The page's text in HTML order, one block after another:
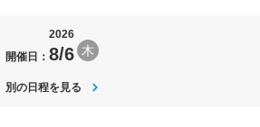
開催日：
2026
8/6 木
別の日程を見る